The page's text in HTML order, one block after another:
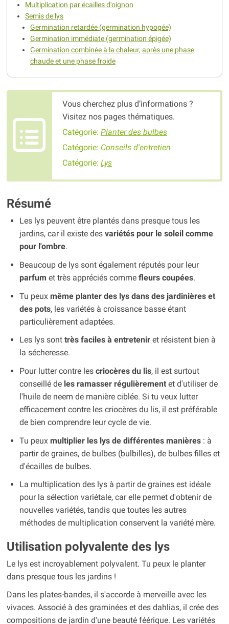
Multiplication par écailles d'oignon
Semis de lys
Germination retardée (germination hypogée)
Germination immédiate (germination épigée)
Germination combinée à la chaleur, après une phase
chaude et une phase froide
Vous cherchez plus d’informations ?
Visitez nos pages thématiques.
Catégorie: Planter des bulbes
Catégorie: Conseils d'entretien
Catégorie: Lys
Résumé
Les lys peuvent être plantés dans presque tous les
jardins, car il existe des variétés pour le soleil comme
pour l'ombre.
Beaucoup de lys sont également réputés pour leur
parfum et très appréciés comme fleurs coupées.
Tu peux même planter des lys dans des jardinières et
des pots, les variétés à croissance basse étant
particulièrement adaptées.
Les lys sont très faciles à entreteniret résistent bien à
la sécheresse.
Pour lutter contre les criocères du lis, il est surtout
conseillé de les ramasser régulièrementet d'utiliser de
l'huile de neem de manière ciblée. Si tu veux lutter
efficacement contre les criocères du lis, il est préférable
de bien comprendre leur cycle de vie.
Tu peux multiplier les lys de différentes manières: à
partir de graines, de bulbes (bulbilles), de bulbes filles et
d'écailles de bulbes.
La multiplication des lys à partir de graines est idéale
pour la sélection variétale, car elle permet d'obtenir de
nouvelles variétés, tandis que toutes les autres
méthodes de multiplication conservent la variété mère.
Utilisation polyvalente des lys
Le lys est incroyablement polyvalent. Tu peux le planter
dans presque tous les jardins !
Dans les plates-bandes, il s'accorde à merveille avec les
vivaces. Associé à des graminées et des dahlias, il crée des
compositions de jardin d'une beauté féérique. Les variétés